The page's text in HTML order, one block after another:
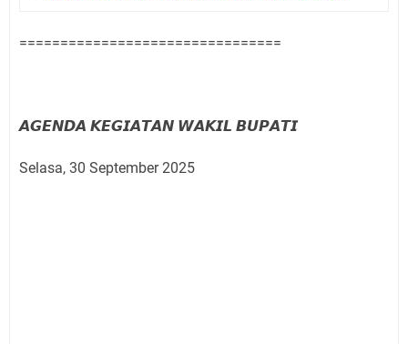
================================
𝘼𝙂𝙀𝙉𝘿𝘼 𝙆𝙀𝙂𝙄𝘼𝙏𝘼𝙉 𝙒𝘼𝙆𝙄𝙇 𝘽𝙐𝙋𝘼𝙏𝙄
Selasa, 30 September 2025